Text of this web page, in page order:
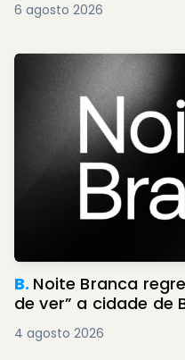
6 agosto 2026
B. Noite Branca
de ver” a cidade de
4 agosto 2026